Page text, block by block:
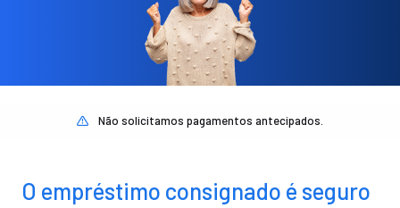
Não solicitamos pagamentos antecipados.
O empréstimo consignado é seguro